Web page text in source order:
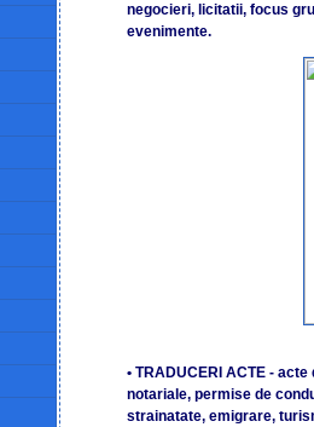
negocieri, licitatii, focus
evenimente.
• TRADUCERI ACTE -
notariale, permise de
strainatate, emigrare,